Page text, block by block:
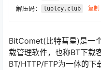
解压码： luolcy.club 复制
BitComet(比特彗星)是一
载管理软件，也称BT下载
BT/HTTP/FTP为一体的